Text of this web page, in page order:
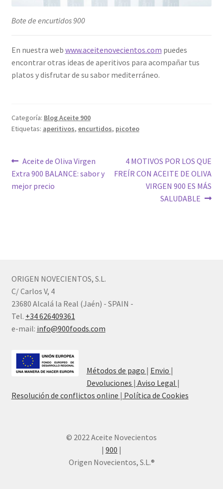
Bote de encurtidos 900
En nuestra web www.aceitenovecientos.com puedes
encontrar otras ideas de aperitivos para acompañar tus
platos y disfrutar de su sabor mediterráneo.
Categoría: Blog Aceite 900
Etiquetas: aperitivos, encurtidos, picoteo
Navegación
de
Anterior:
Aceite de Oliva Virgen
Extra 900 BALANCE: sabor y
mejor precio
Siguiente:
4 MOTIVOS POR LOS QUE
FREÍR CON ACEITE DE OLIVA
VIRGEN 900 ES MÁS
SALUDABLE
ORIGEN NOVECIENTOS, S.L.
C/ Carlos V, 4
23680 Alcalá la Real (Jaén) - SPAIN -
Tel. +34 626409361
e-mail: info@900foods.com
Métodos de pago | Envio |
Devoluciones | Aviso Legal |
Resolución de conflictos online | Política de Cookies
© 2022 Aceite Novecientos
| 900 |
Origen Novecientos, S.L.®